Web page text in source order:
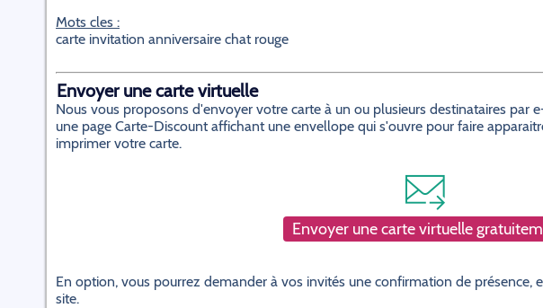
Mots cles :
carte invitation anniversaire chat rouge
Envoyer une carte virtuelle
Nous vous proposons d'envoyer votre carte à un ou plusieurs destinataires par
une page Carte-Discount affichant une envellope qui s'ouvre pour faire
imprimer votre carte.
Envoyer une carte virtuelle
En option, vous pourrez demander à vos invités une confirmation de présence,
site.